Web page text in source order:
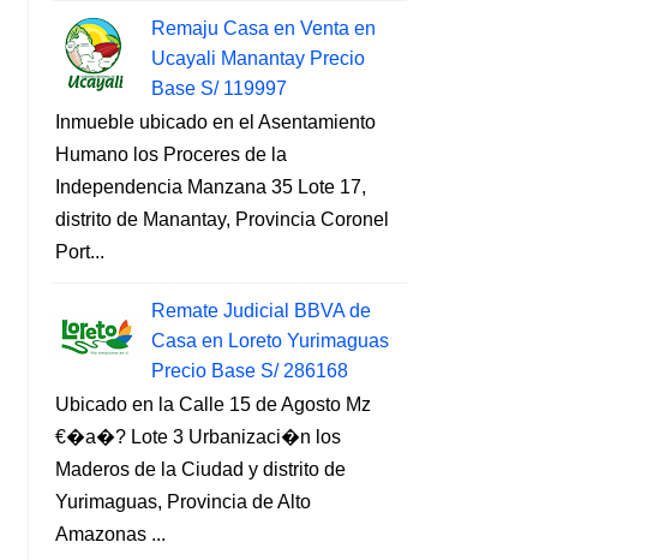
Remaju Casa en Venta en
Ucayali Manantay Precio
Base S/ 119997
Inmueble ubicado en el Asentamiento
Humano los Proceres de la
Independencia Manzana 35 Lote 17,
distrito de Manantay, Provincia Coronel
Port...
Remate Judicial BBVA de
Casa en Loreto Yurimaguas
Precio Base S/ 286168
Ubicado en la Calle 15 de Agosto Mz
€�a�? Lote 3 Urbanizaci�n los
Maderos de la Ciudad y distrito de
Yurimaguas, Provincia de Alto
Amazonas ...